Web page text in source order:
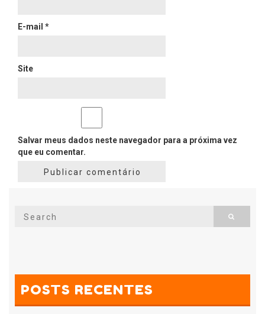
E-mail *
Site
Salvar meus dados neste navegador para a próxima vez
que eu comentar.
for:
POSTS RECENTES